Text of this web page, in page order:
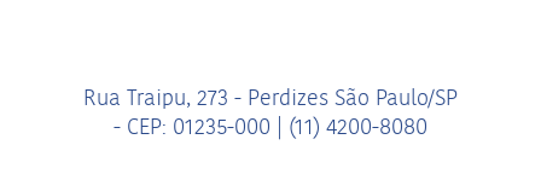
Rua Traipu, 273 - Perdizes São Paulo/SP
- CEP: 01235-000 | (11) 4200-8080